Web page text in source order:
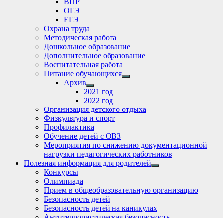
ВПР
ОГЭ
ЕГЭ
Охрана труда
Методическая работа
Дошкольное образование
Дополнительное образование
Воспитательная работа
Питание обучающихся
Show
Архив
Show
sub
menu
2021 год
2022 год
Организация детского отдыха
Физкультура и спорт
Профилактика
Обучение детей с ОВЗ
Мероприятия по снижению документационной
нагрузки педагогических работников
Полезная информация для родителей
Show
Конкурсы
Олимпиада
Прием в общеобразовательную организацию
Безопасность детей
Безопасность детей на каникулах